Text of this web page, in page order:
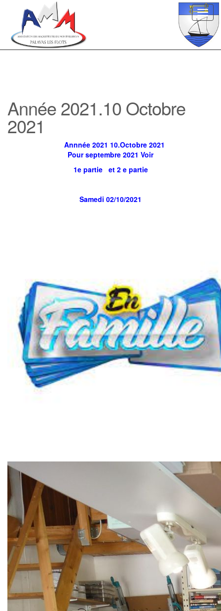
Année 2021.10 Octobre
2021
Annnée 2021 10.Octobre 2021
Pour septembre 2021 Voir
1e partieet2 e partie
Samedi 02/10/2021